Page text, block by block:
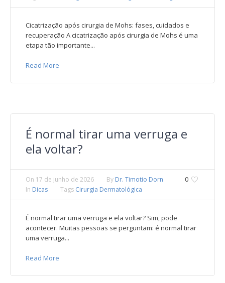
Cicatrização após cirurgia de Mohs: fases, cuidados e
recuperação A cicatrização após cirurgia de Mohs é uma
etapa tão importante...
Read More
É normal tirar uma verruga e
ela voltar?
0
On 17 de junho de 2026 By Dr. Timotio Dorn
In Dicas Tags Cirurgia Dermatológica
É normal tirar uma verruga e ela voltar? Sim, pode
acontecer. Muitas pessoas se perguntam: é normal tirar
uma verruga...
Read More